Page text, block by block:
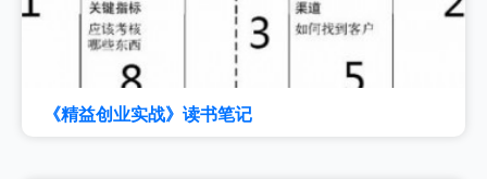
《精益创业实战》读书笔记